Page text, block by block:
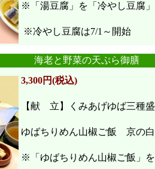
※「湯豆腐」を「冷やし豆腐」
※冷やし豆腐は7/1～開始
海老と野菜の天ぷら御膳
3,300円(税込)
【献 立】くみあげゆば三種
ゆばちりめん山椒ご飯 京の
※「ゆばちりめん山椒ご飯」